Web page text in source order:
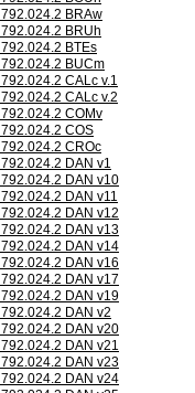
792.024.2 BRAw
792.024.2 BRUh
792.024.2 BTEs
792.024.2 BUCm
792.024.2 CALc v.1
792.024.2 CALc v.2
792.024.2 COMv
792.024.2 COS
792.024.2 CROc
792.024.2 DAN v1
792.024.2 DAN v10
792.024.2 DAN v11
792.024.2 DAN v12
792.024.2 DAN v13
792.024.2 DAN v14
792.024.2 DAN v16
792.024.2 DAN v17
792.024.2 DAN v19
792.024.2 DAN v2
792.024.2 DAN v20
792.024.2 DAN v21
792.024.2 DAN v23
792.024.2 DAN v24